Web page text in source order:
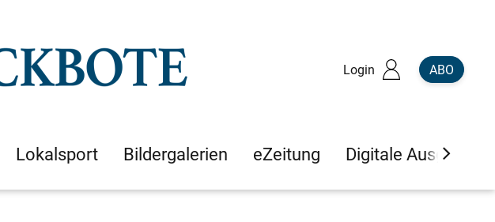
Login ABO
Lokalsport Bildergalerien eZeitung Digitale Ausgaben